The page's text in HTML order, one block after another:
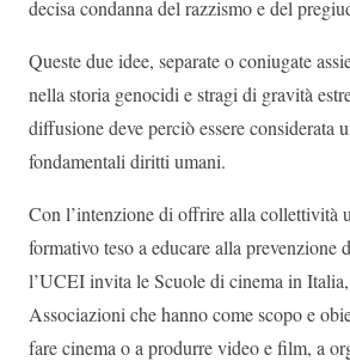
decisa condanna del razzismo e del
Queste due idee, separate o coniugate
nella storia genocidi e stragi di gravità
diffusione deve perciò essere considerata
fondamentali diritti umani.
Con l’intenzione di offrire alla collettività
formativo teso a educare alla prevenzione
l’UCEI invita le Scuole di cinema in
Associazioni che hanno come scopo e
fare cinema o a produrre video e film, a